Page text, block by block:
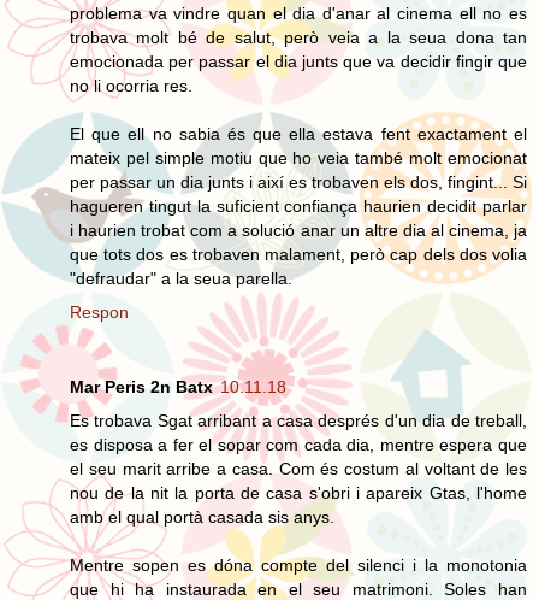
problema va vindre quan el dia d'anar al cinema ell no es
trobava molt bé de salut, però veia a la seua dona tan
emocionada per passar el dia junts que va decidir fingir que
no li ocorria res.
El que ell no sabia és que ella estava fent exactament el
mateix pel simple motiu que ho veia també molt emocionat
per passar un dia junts i així es trobaven els dos, fingint... Si
hagueren tingut la suficient confiança haurien decidit parlar
i haurien trobat com a solució anar un altre dia al cinema, ja
que tots dos es trobaven malament, però cap dels dos volia
"defraudar" a la seua parella.
Respon
Mar Peris 2n Batx 10.11.18
Es trobava Sgat arribant a casa després d'un dia de treball,
es disposa a fer el sopar com cada dia, mentre espera que
el seu marit arribe a casa. Com és costum al voltant de les
nou de la nit la porta de casa s'obri i apareix Gtas, l'home
amb el qual portà casada sis anys.
Mentre sopen es dóna compte del silenci i la monotonia
que hi ha instaurada en el seu matrimoni. Soles han